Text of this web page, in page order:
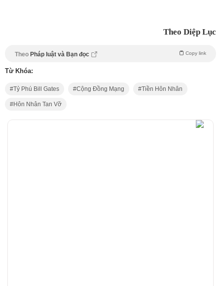
Theo Diệp Lục
Theo Pháp luật và Bạn đọc Copy link
Từ Khóa:
Tỷ Phú Bill Gates Cộng Đồng Mạng Tiền Hôn Nhân
Hôn Nhân Tan Vỡ